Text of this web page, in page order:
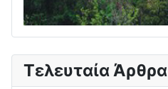
Τελευταία Άρθρα